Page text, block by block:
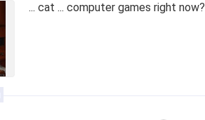
... cat ... computer games right now?